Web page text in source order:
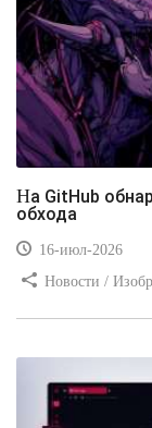
На GitHub обнаружили фальшивые утилиты для
обхода
16-июл-2026
Новости /